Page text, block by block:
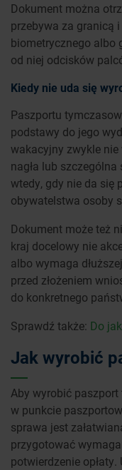
Dokument można
przebywa za granicą
biometrycznego albo
od niej odcisków
Kiedy nie uda się
Paszportu
podstawy do jego
wakacyjny zwykle
nagła lub
wtedy, gdy nie da się
obywatelstwa osoby
Dokument może też
kraj docelowy nie
albo wymaga
przed złożeniem
do konkretnego
Sprawdź także: Do
Jak wyrobić
Aby wyrobić paszport
w punkcie
sprawa jest
przygotować
potwierdzenie